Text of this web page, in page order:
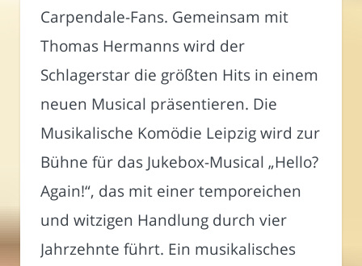
Carpendale-Fans. Gemeinsam mit
Thomas Hermanns wird der
Schlagerstar die größten Hits in einem
neuen Musical präsentieren. Die
Musikalische Komödie Leipzig wird zur
Bühne für das Jukebox-Musical „Hello?
Again!“, das mit einer temporeichen
und witzigen Handlung durch vier
Jahrzehnte führt. Ein musikalisches